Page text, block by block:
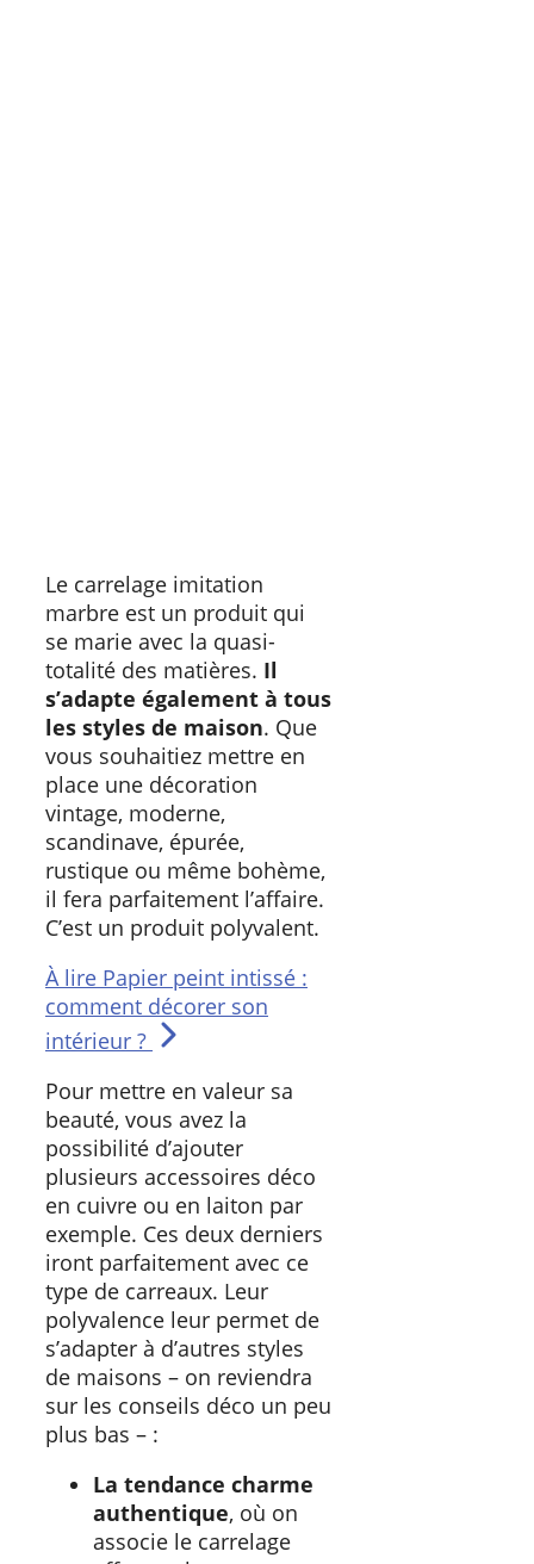
Le carrelage imitation
marbre est un produit qui
se marie avec la quasi-
totalité des matières. Il
s’adapte également à tous
les styles de maison. Que
vous souhaitiez mettre en
place une décoration
vintage, moderne,
scandinave, épurée,
rustique ou même bohème,
il fera parfaitement l’affaire.
C’est un produit polyvalent.
À lire Papier peint intissé :
comment décorer son
intérieur ?
Pour mettre en valeur sa
beauté, vous avez la
possibilité d’ajouter
plusieurs accessoires déco
en cuivre ou en laiton par
exemple. Ces deux derniers
iront parfaitement avec ce
type de carreaux. Leur
polyvalence leur permet de
s’adapter à d’autres styles
de maisons – on reviendra
sur les conseils déco un peu
plus bas – :
La tendance charme
authentique, où on
associe le carrelage